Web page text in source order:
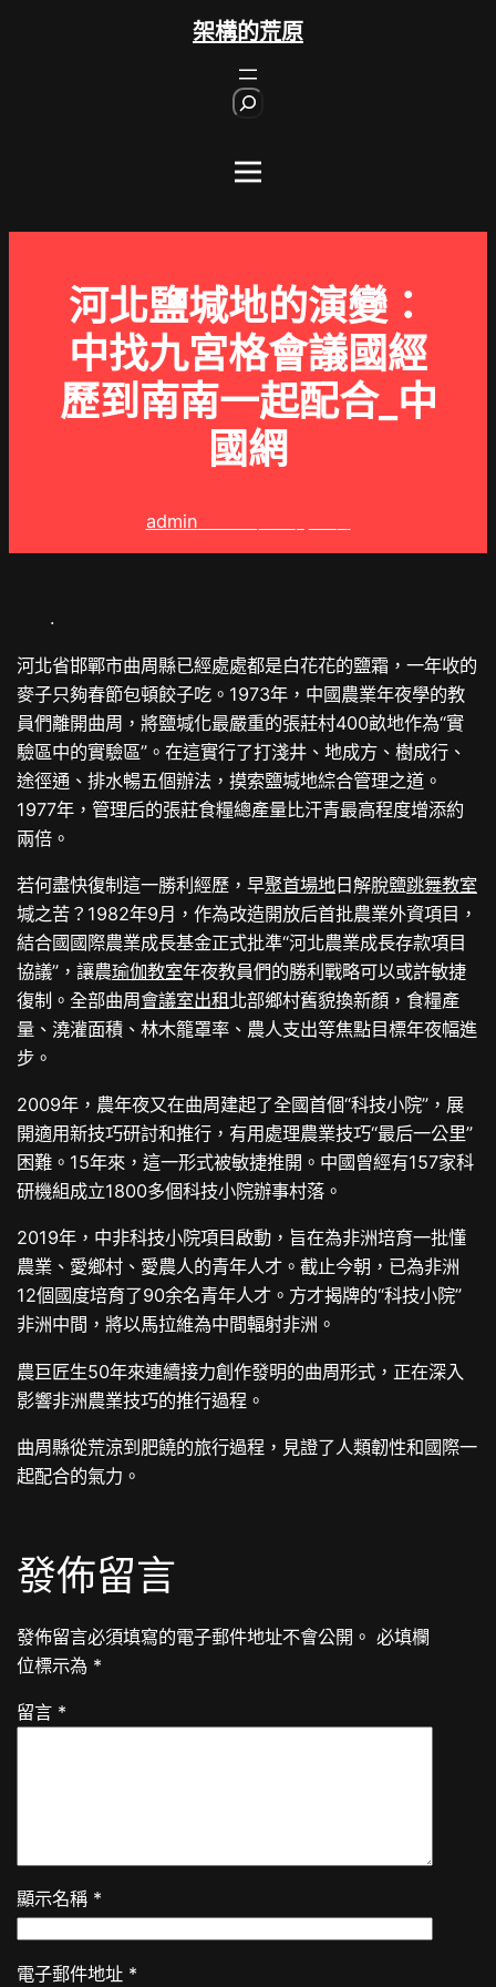
架構的荒原
河北鹽堿地的演變：
中找九宮格會議國經
歷到南南一起配合_中
國網
admin
.
河北省邯鄲市曲周縣已經處處都是白花花的鹽霜，一年收的
麥子只夠春節包頓餃子吃。1973年，中國農業年夜學的教
員們離開曲周，將鹽堿化最嚴重的張莊村400畝地作為“實
驗區中的實驗區”。在這實行了打淺井、地成方、樹成行、
途徑通、排水暢五個辦法，摸索鹽堿地綜合管理之道。
1977年，管理后的張莊食糧總產量比汗青最高程度增添約
兩倍。
若何盡快復制這一勝利經歷，早聚首場地日解脫鹽跳舞教室
堿之苦？1982年9月，作為改造開放后首批農業外資項目，
結合國國際農業成長基金正式批準“河北農業成長存款項目
協議”，讓農瑜伽教室年夜教員們的勝利戰略可以或許敏捷
復制。全部曲周會議室出租北部鄉村舊貌換新顏，食糧產
量、澆灌面積、林木籠罩率、農人支出等焦點目標年夜幅進
步。
2009年，農年夜又在曲周建起了全國首個“科技小院”，展
開適用新技巧研討和推行，有用處理農業技巧“最后一公里”
困難。15年來，這一形式被敏捷推開。中國曾經有157家科
研機組成立1800多個科技小院辦事村落。
2019年，中非科技小院項目啟動，旨在為非洲培育一批懂
農業、愛鄉村、愛農人的青年人才。截止今朝，已為非洲
12個國度培育了90余名青年人才。方才揭牌的“科技小院”
非洲中間，將以馬拉維為中間輻射非洲。
農巨匠生50年來連續接力創作發明的曲周形式，正在深入
影響非洲農業技巧的推行過程。
曲周縣從荒涼到肥饒的旅行過程，見證了人類韌性和國際一
起配合的氣力。
發佈留言
發佈留言必須填寫的電子郵件地址不會公開。 必填欄
位標示為 *
留言 *
顯示名稱 *
電子郵件地址 *